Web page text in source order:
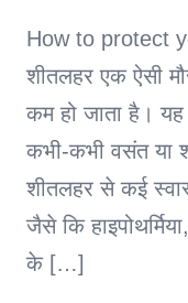
How to protect
शीतलहर एक ऐसी
कम हो जाता है।
कभी-कभी वसंत या
शीतलहर से कई
जैसे कि
के […]